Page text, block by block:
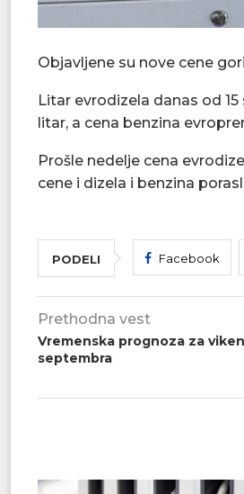
Objavljene su nove cene
Litar evrodizela danas od
litar, a cena benzina
Prošle nedelje cena
cene i dizela i benzina
PODELI Facebook
Prethodna vest
Vremenska prognoza za
septembra